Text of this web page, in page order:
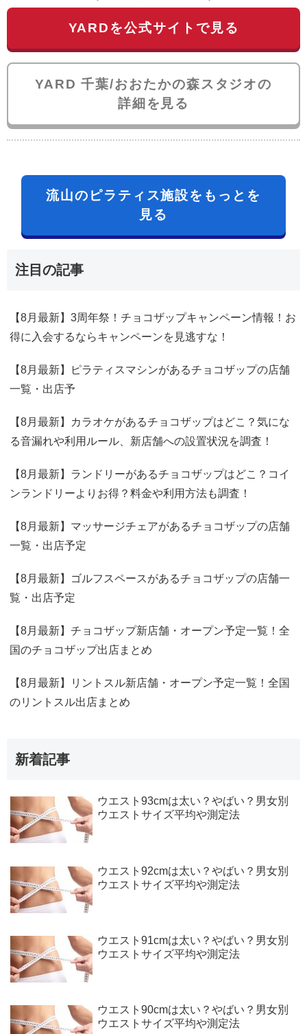
YARDを公式サイトで見る
YARD 千葉/おおたかの森スタジオの
詳細を見る
流山のピラティス施設をもっとを
見る
注目の記事
【8月最新】3周年祭！チョコザップキャンペーン情報！お
得に入会するならキャンペーンを見逃すな！
【8月最新】ピラティスマシンがあるチョコザップの店舗
一覧・出店予
【8月最新】カラオケがあるチョコザップはどこ？気にな
る音漏れや利用ルール、新店舗への設置状況を調査！
【8月最新】ランドリーがあるチョコザップはどこ？コイ
ンランドリーよりお得？料金や利用方法も調査！
【8月最新】マッサージチェアがあるチョコザップの店舗
一覧・出店予定
【8月最新】ゴルフスペースがあるチョコザップの店舗一
覧・出店予定
【8月最新】チョコザップ新店舗・オープン予定一覧！全
国のチョコザップ出店まとめ
【8月最新】リントスル新店舗・オープン予定一覧！全国
のリントスル出店まとめ
新着記事
ウエスト93cmは太い？やばい？男女別
ウエストサイズ平均や測定法
ウエスト92cmは太い？やばい？男女別
ウエストサイズ平均や測定法
ウエスト91cmは太い？やばい？男女別
ウエストサイズ平均や測定法
ウエスト90cmは太い？やばい？男女別
ウエストサイズ平均や測定法